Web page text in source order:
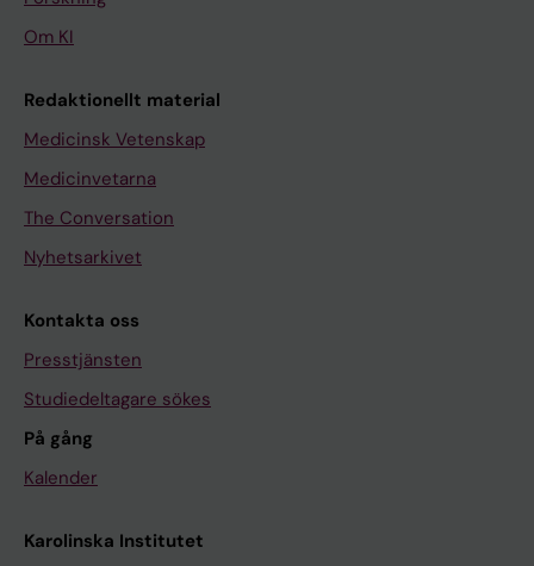
Om KI
Redaktionellt material
Medicinsk Vetenskap
Medicinvetarna
The Conversation
Nyhetsarkivet
Kontakta oss
Presstjänsten
Studiedeltagare sökes
På gång
Kalender
Karolinska Institutet